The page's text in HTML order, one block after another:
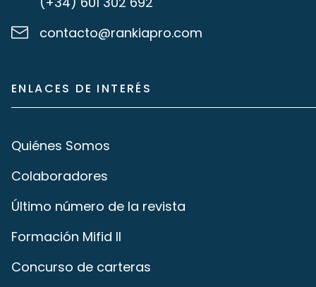
contacto@rankiapro.com
ENLACES DE INTERÉS
Quiénes Somos
Colaboradores
Último número de la revista
Formación Mifid II
Concurso de carteras